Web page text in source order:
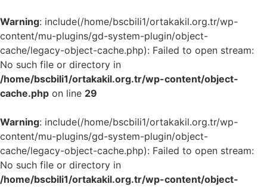
Warning: include(/home/bscbili1/ortakakil.org.tr/wp-
content/mu-plugins/gd-system-plugin/object-
cache/legacy-object-cache.php): Failed to open stream:
No such file or directory in
/home/bscbili1/ortakakil.org.tr/wp-content/object-
cache.php on line 29
Warning: include(/home/bscbili1/ortakakil.org.tr/wp-
content/mu-plugins/gd-system-plugin/object-
cache/legacy-object-cache.php): Failed to open stream:
No such file or directory in
/home/bscbili1/ortakakil.org.tr/wp-content/object-